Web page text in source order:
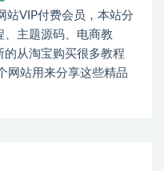
站VIP付费会员，本站分
、主题源码、电商教
的从淘宝购买很多教程
网站用来分享这些精品